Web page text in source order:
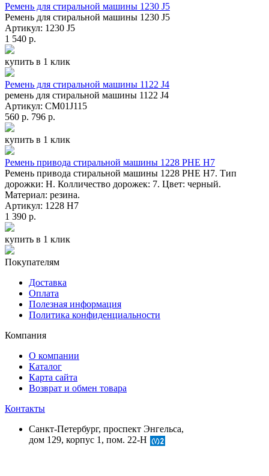
Ремень для стиральной машины 1230 J5
Ремень для стиральной машины 1230 J5
Артикул: 1230 J5
1 540 р.
купить в 1 клик
Ремень для стиральной машины 1122 J4
ремень для стиральной машины 1122 J4
Артикул: СМ01J115
560 р. 796 р.
купить в 1 клик
Ремень привода стиральной машины 1228 PHE H7
Ремень привода стиральной машины 1228 PHE H7. Тип
дорожки: H. Колличество дорожек: 7. Цвет: черный.
Материал: резина.
Артикул: 1228 H7
1 390 р.
купить в 1 клик
Покупателям
Доставка
Оплата
Полезная информация
Политика конфиденциальности
Компания
О компании
Каталог
Карта сайта
Возврат и обмен товара
Контакты
Санкт-Петербург, проспект Энгельса,
дом 129, корпус 1, пом. 22-Н